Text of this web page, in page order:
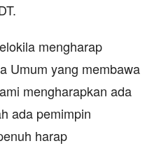
mengharap
Umum yang membawa
mengharapkan ada
ada pemimpin
harap